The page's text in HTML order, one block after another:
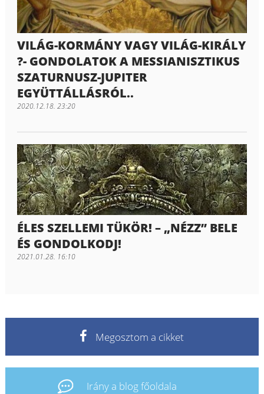
VILÁG-KORMÁNY VAGY VILÁG-KIRÁLY
?- GONDOLATOK A MESSIANISZTIKUS
SZATURNUSZ-JUPITER
EGYÜTTÁLLÁSRÓL..
2020.12.18. 23:20
ÉLES SZELLEMI TÜKÖR! – „NÉZZ” BELE
ÉS GONDOLKODJ!
2021.01.28. 16:10
Megosztom a cikket
Irány a blog főoldala